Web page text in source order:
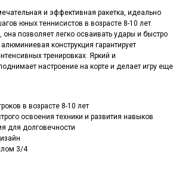
и эффективная ракетка, идеально
юных теннисистов в возрасте 8-10 лет.
она позволяет легко осваивать удары и быстро
конструкция гарантирует
тренировках. Яркий и
настроение на корте и делает игру еще
в возрасте 8-10 лет
освоения техники и развития навыков
для долговечности
3/4